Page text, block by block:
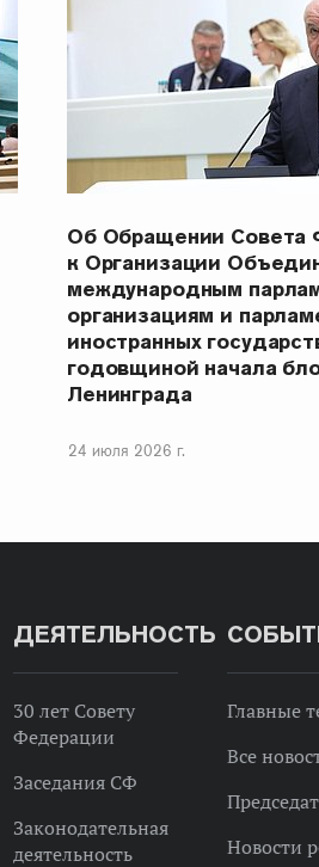
Об Обращении Совета
к Организации
международным
организациям и
иностранных
годовщиной начала
Ленинграда
24 июля 2026 г.
ДЕЯТЕЛЬНОСТЬ
30 лет Совету
Федерации
Заседания СФ
Законодательная
деятельность
Главные
Все
Новости